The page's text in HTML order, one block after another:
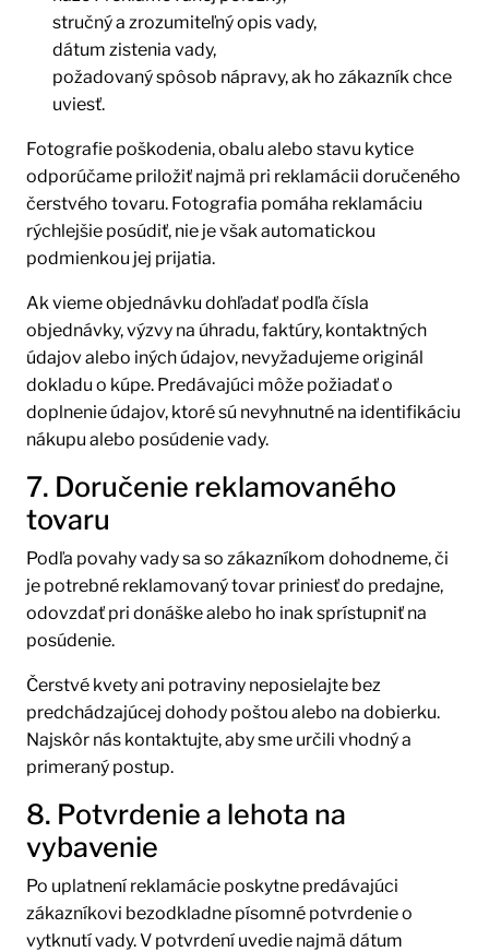
stručný a zrozumiteľný opis vady,
dátum zistenia vady,
požadovaný spôsob nápravy, ak ho zákazník chce
uviesť.
Fotografie poškodenia, obalu alebo stavu kytice
odporúčame priložiť najmä pri reklamácii doručeného
čerstvého tovaru. Fotografia pomáha reklamáciu
rýchlejšie posúdiť, nie je však automatickou
podmienkou jej prijatia.
Ak vieme objednávku dohľadať podľa čísla
objednávky, výzvy na úhradu, faktúry, kontaktných
údajov alebo iných údajov, nevyžadujeme originál
dokladu o kúpe. Predávajúci môže požiadať o
doplnenie údajov, ktoré sú nevyhnutné na identifikáciu
nákupu alebo posúdenie vady.
7. Doručenie reklamovaného
tovaru
Podľa povahy vady sa so zákazníkom dohodneme, či
je potrebné reklamovaný tovar priniesť do predajne,
odovzdať pri donáške alebo ho inak sprístupniť na
posúdenie.
Čerstvé kvety ani potraviny neposielajte bez
predchádzajúcej dohody poštou alebo na dobierku.
Najskôr nás kontaktujte, aby sme určili vhodný a
primeraný postup.
8. Potvrdenie a lehota na
vybavenie
Po uplatnení reklamácie poskytne predávajúci
zákazníkovi bezodkladne písomné potvrdenie o
vytknutí vady. V potvrdení uvedie najmä dátum